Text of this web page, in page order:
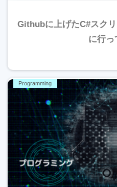
Githubに上げたC#スク
に行っ
Programming